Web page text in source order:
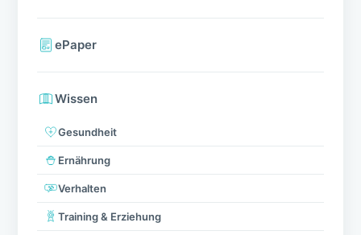
ePaper
Wissen
Gesundheit
Ernährung
Verhalten
Training & Erziehung